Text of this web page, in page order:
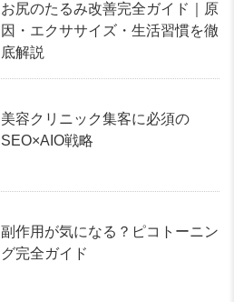
お尻のたるみ改善完全ガイド｜原
因・エクササイズ・生活習慣を徹
底解説
美容クリニック集客に必須の
SEO×AIO戦略
副作用が気になる？ピコトーニン
グ完全ガイド